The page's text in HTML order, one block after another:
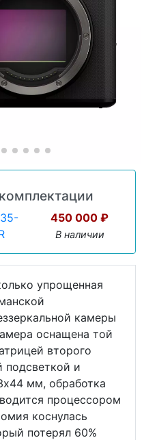
450 000 ₽
В наличии
упрощенная
камеры
оснащена той
второго
подсветкой и
мм, обработка
процессором
коснулась
потерял 60%